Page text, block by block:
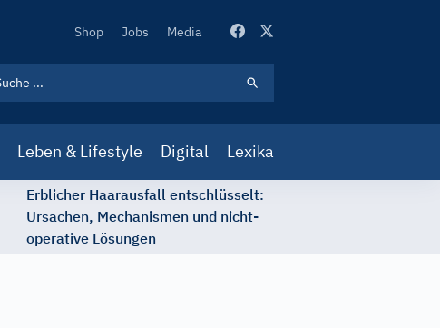
Secondary
Shop Jobs Media
Leben & Lifestyle Digital Lexika
Erblicher Haarausfall entschlüsselt:
Ursachen, Mechanismen und nicht-
operative Lösungen